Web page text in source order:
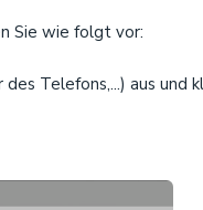
Sie wie folgt vor:
Telefons,...) aus und